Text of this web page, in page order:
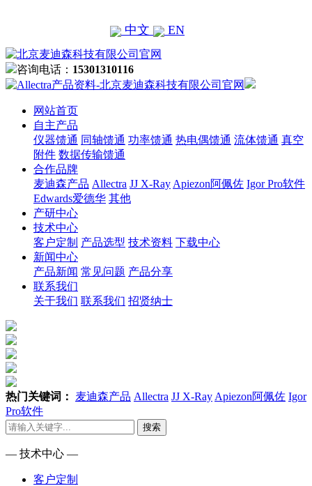
中文 EN
咨询电话： 15301310116
网站首页
自主产品
仪器馈通 同轴馈通 功率馈通 热电偶馈通 流体馈通 真空
附件 数据传输馈通
合作品牌
麦迪森产品 Allectra JJ X-Ray Apiezon阿佩佐 Igor Pro软件
Edwards爱德华 其他
产研中心
技术中心
客户定制 产品选型 技术资料 下载中心
新闻中心
产品新闻 常见问题 产品分享
联系我们
关于我们 联系我们 招贤纳士
热门关键词： 麦迪森产品 Allectra JJ X-Ray Apiezon阿佩佐 Igor
Pro软件
搜索
— 技术中心 —
客户定制